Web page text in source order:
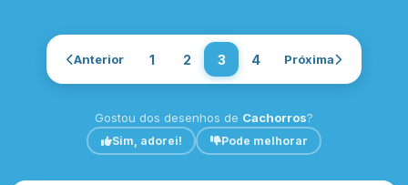
Anterior 1 2 3 4 Próxima
Gostou dos desenhos de Cachorros?
Sim, adorei! Pode melhorar